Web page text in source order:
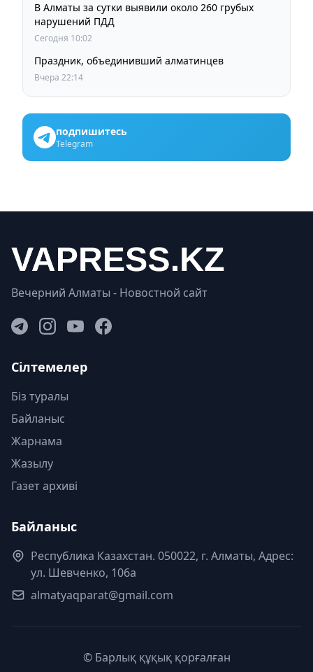
В Алматы за сутки выявили около 260 грубых
нарушений ПДД
Сегодня 10:02
Праздник, объединивший алматинцев
Вчера 22:14
подпишитесь
Telegram
Вечерний Алматы - Новостной сайт
Сілтемелер
Біз туралы
Байланыс
Жарнама
Жазылу
Газет архиві
Байланыс
Республика Казахстан. 050022, г. Алматы, Адрес:
ул. Шевченко, 106а
almatyaqparat@gmail.com
© Барлық құқық қорғалған